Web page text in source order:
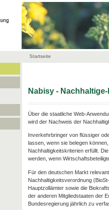
Startseite
Nabisy -
Über die staatliche Web-
wird der Nachweis der
Inverkehrbringer von flüssiger
lassen, wenn sie belegen
Nachhaltigkeitskriterien erfüllt.
werden, wenn
Für den deutschen Markt
Nachhaltigkeitsverordnung
Hauptzollämter sowie die
der anderen Mitgliedstaaten der
Bundesregierung jährlich zu